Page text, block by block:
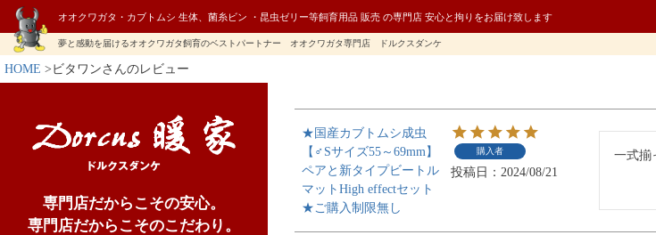
オオクワガタ・カブトムシ 生体、菌糸ビン ・昆虫ゼリー等飼育用品 販売 の専門店 安心と拘りをお届け致します
夢と感動を届けるオオクワガタ飼育のベストパートナー オオクワガタ専門店 ドルクスダンケ
HOME ビタワンさんのレビュー
専門店だからこその安心。
専門店だからこそのこだわり。
★国産カブトムシ成虫
【♂Sサイズ55～69mm】
ペアと新タイプビートル
マットHigh effectセット
★ご購入制限無し
購入者
投稿日 2024/08/21
一式揃